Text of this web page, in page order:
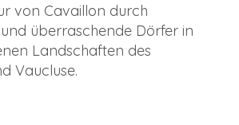
von Cavaillon durch
überraschende Dörfer in
Landschaften des
Vaucluse.